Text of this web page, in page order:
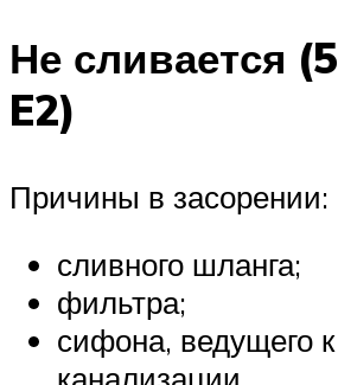
Не сливается
E2)
Причины в засорении:
сливного шланга;
фильтра;
сифона, ведущего к